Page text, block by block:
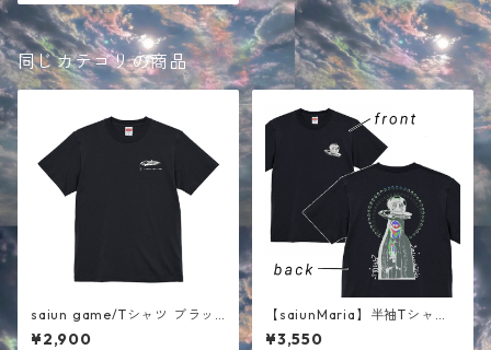
同じカテゴリの商品
saiun game/Tシャツ ブラッ
ク
¥2,900
【saiunMaria】半袖Tシャ
ツ ブラック
¥3,550